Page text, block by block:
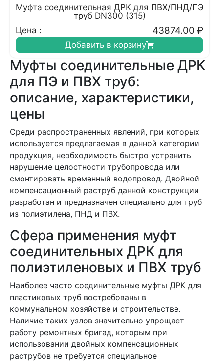
Муфта соединительная ДРК для ПВХ/ПНД/ПЭ
труб DN300 (315)
Цена :
43874.00 ₽
Добавить в корзину
Муфты соединительные ДРК
для ПЭ и ПВХ труб:
описание, характеристики,
цены
Среди распространенных явлений, при которых
используется предлагаемая в данной категории
продукция, необходимость быстро устранить
нарушение целостности трубопровода или
смонтировать временный водопровод. Двойной
компенсационный раструб данной конструкции
разработан и предназначен специально для труб
из полиэтилена, ПНД и ПВХ.
Сфера применения муфт
соединительных ДРК для
полиэтиленовых и ПВХ труб
Наиболее часто соединительные муфты ДРК для
пластиковых труб востребованы в
коммунальном хозяйстве и строительстве.
Наличие таких узлов значительно упрощает
работу ремонтных бригад, которым при
использовании двойных компенсационных
раструбов не требуется специальное